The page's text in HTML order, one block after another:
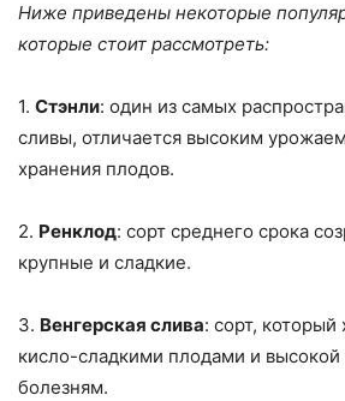
Ниже приведены некоторые
которые стоит рассмотреть:
1. Стэнли: один из самых
сливы, отличается высоким
хранения плодов.
2. Ренклод: сорт среднего срока
крупные и сладкие.
3. Венгерская слива: сорт, который
кисло-сладкими плодами и высокой
болезням.